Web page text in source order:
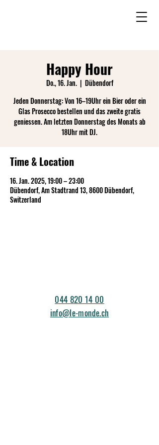
Happy Hour
Do., 16. Jan.
  |
Dübendorf
Jeden Donnerstag: Von 16–19Uhr ein Bier oder ein
Glas Prosecco bestellen und das zweite gratis
geniessen. Am letzten Donnerstag des Monats ab
18Uhr mit DJ.
Time & Location
16. Jan. 2025, 19:00 – 23:00
Dübendorf, Am Stadtrand 13, 8600 Dübendorf,
Switzerland
044 820 14 00
info@le-monde.ch